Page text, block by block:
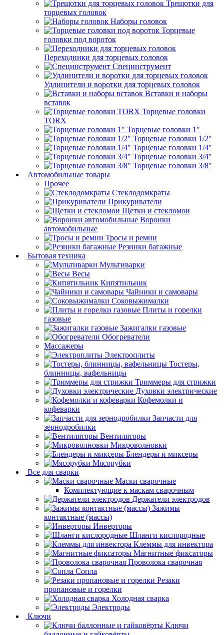
Трещотки для
торцевых головок
Наборы головок
Торцевые
головки под вороток
Переходники для торцевых головок
Специнструмент
Удлинители и воротки для торцевых головок
Вставки и наборы
вставок
Торцевые головки
TORX
Торцевые головки 1"
Торцевые головки 1/2"
Торцевые головки 1/4"
Торцевые головки 3/4"
Торцевые головки 3/8"
Автомобильные товары
Прочее
Стеклодомкраты
Прикуриватели
Щетки и стекломои
Воронки
автомобильные
Тросы и ремни
Резинки багажные
Бытовая техника
Мультиварки
Весы
Кипятильник
Чайники и самовары
Соковыжималки
Плиты и горелки
газовые
Зажигалки газовые
Обогреватели
Массажеры
Электроплиты
Тостеры,
блинницы, вафельницы
Триммеры для стрижки
Духовки электрические
Кофемолки и
кофеварки
Запчасти для
зернодробилки
Вентиляторы
Микроволновки
Блендеры и миксеры
Мясорубки
Все для сварки
Маски сварочные
Комплектующие к маскам сварочным
Держатели электродов
Зажимы
контактные (массы)
Инверторы
Шланги кислородные
Клеммы для инвектора
Магнитные фиксаторы
Проволока сварочная
Сопла
Резаки
пропановые и горелки
Холодная сварка
Электроды
Ключи
Ключи